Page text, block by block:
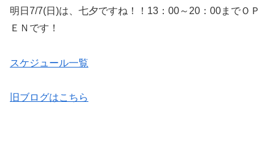
明日7/7(日)は、七夕ですね！！13：00～20：00までＯＰ
ＥＮです！
スケジュール一覧
旧ブログはこちら